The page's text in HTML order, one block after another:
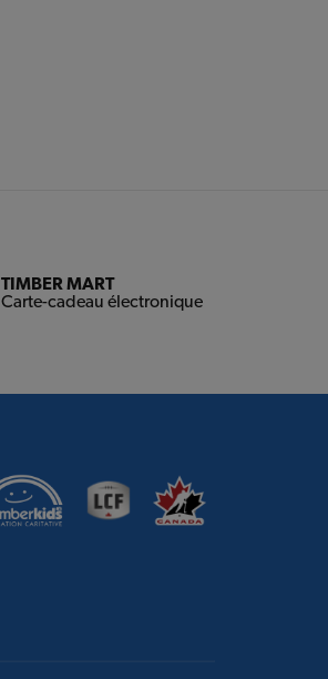
TIMBER MART
Carte-cadeau électronique